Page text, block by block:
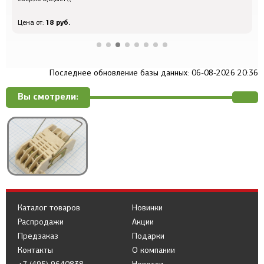
Цена от: 18 руб.
Последнее обновление базы данных: 06-08-2026 20:36
Вы смотрели:
Каталог товаров
Распродажи
Предзаказ
Новинки
Акции
Подарки
Контакты
О компании